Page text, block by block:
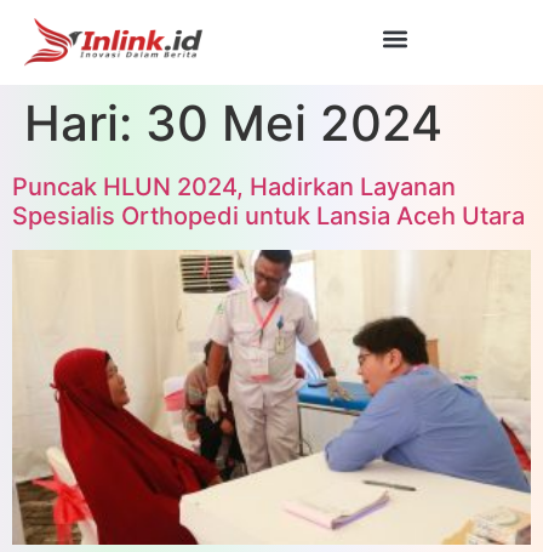
Hari: 30 Mei 2024
Puncak HLUN 2024, Hadirkan Layanan
Spesialis Orthopedi untuk Lansia Aceh Utara